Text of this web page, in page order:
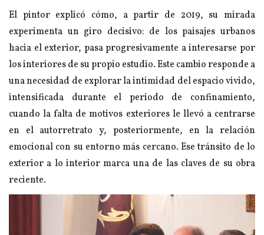
El pintor explicó cómo, a partir de 2019, su mirada
experimenta un giro decisivo: de los paisajes urbanos
hacia el exterior, pasa progresivamente a interesarse por
los interiores de su propio estudio. Este cambio responde a
una necesidad de explorar la intimidad del espacio vivido,
intensificada durante el periodo de confinamiento,
cuando la falta de motivos exteriores le llevó a centrarse
en el autorretrato y, posteriormente, en la relación
emocional con su entorno más cercano. Ese tránsito de lo
exterior a lo interior marca una de las claves de su obra
reciente.